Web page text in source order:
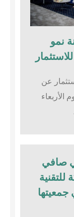
نمو
عن
نمو 2024” يوم الأربعاء
١٤٦٪؜ في صافي
للتقنية
٢٠٢٢ في جمعيتها